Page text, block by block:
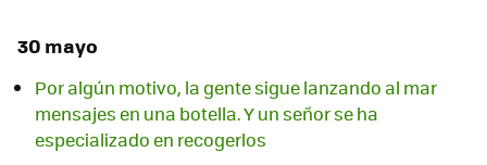
30 mayo
Por algún motivo, la gente sigue lanzando al mar
mensajes en una botella. Y un señor se ha
especializado en recogerlos